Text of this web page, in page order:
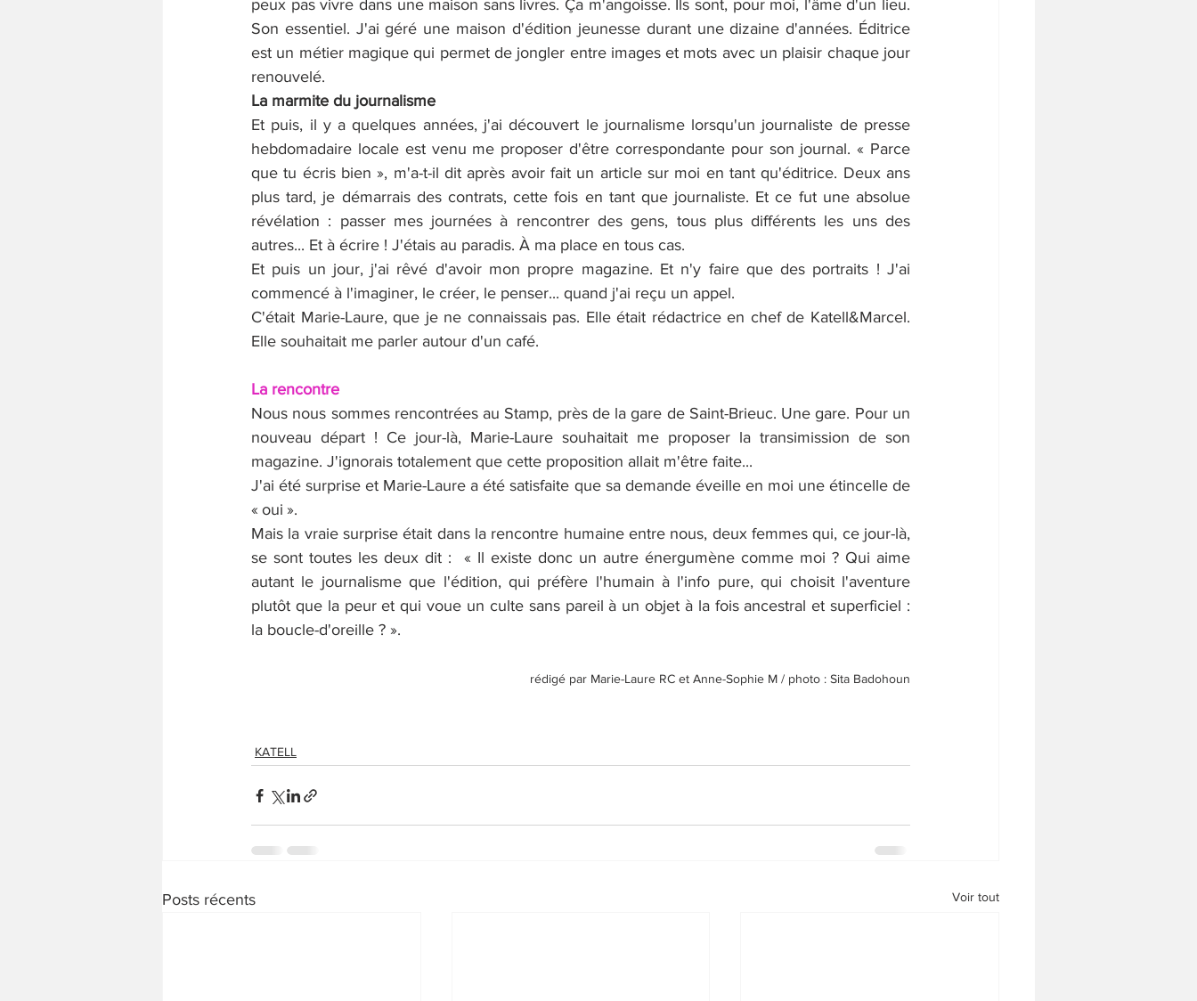
peux pas vivre dans une maison sans livres. Ça m'angoisse. Ils sont, pour moi, l'âme d'un lieu.
Son essentiel. J'ai géré une maison d'édition jeunesse durant une dizaine d'années. Éditrice
est un métier magique qui permet de jongler entre images et mots avec un plaisir chaque jour
renouvelé.
La marmite du journalisme
Et puis, il y a quelques années, j'ai découvert le journalisme lorsqu'un journaliste de presse
hebdomadaire locale est venu me proposer d'être correspondante pour son journal. « Parce
que tu écris bien », m'a-t-il dit après avoir fait un article sur moi en tant qu'éditrice. Deux ans
plus tard, je démarrais des contrats, cette fois en tant que journaliste. Et ce fut une absolue
révélation : passer mes journées à rencontrer des gens, tous plus différents les uns des
autres... Et à écrire ! J'étais au paradis. À ma place en tous cas.
Et puis un jour, j'ai rêvé d'avoir mon propre magazine. Et n'y faire que des portraits ! J'ai
commencé à l'imaginer, le créer, le penser... quand j'ai reçu un appel.
C'était Marie-Laure, que je ne connaissais pas. Elle était rédactrice en chef de Katell&Marcel.
Elle souhaitait me parler autour d'un café.
La rencontre
Nous nous sommes rencontrées au Stamp, près de la gare de Saint-Brieuc. Une gare. Pour un
nouveau départ ! Ce jour-là, Marie-Laure souhaitait me proposer la transimission de son
magazine. J'ignorais totalement que cette proposition allait m'être faite...
J'ai été surprise et Marie-Laure a été satisfaite que sa demande éveille en moi une étincelle de
« oui ».
Mais la vraie surprise était dans la rencontre humaine entre nous, deux femmes qui, ce jour-là,
se sont toutes les deux dit :  « Il existe donc un autre énergumène comme moi ? Qui aime
autant le journalisme que l'édition, qui préfère l'humain à l'info pure, qui choisit l'aventure
plutôt que la peur et qui voue un culte sans pareil à un objet à la fois ancestral et superficiel :
la boucle-d'oreille ? ».
rédigé par Marie-Laure RC et Anne-Sophie M / photo : Sita Badohoun
KATELL
Posts récents Voir tout